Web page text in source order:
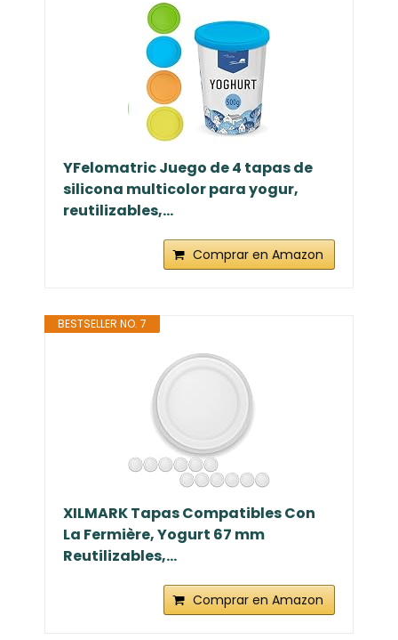
YFelomatric Juego de 4 tapas de
silicona multicolor para yogur,
reutilizables,...
Comprar en Amazon
BESTSELLER NO. 7
XILMARK Tapas Compatibles Con
La Fermière, Yogurt 67 mm
Reutilizables,...
Comprar en Amazon